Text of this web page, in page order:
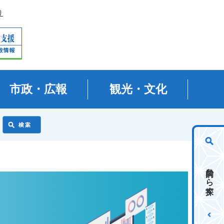
市政・広報 観光・文化
目的から探す